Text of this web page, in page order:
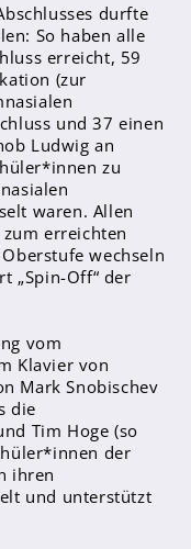
durfte
So haben alle
erreicht, 59
(zur
und 37 einen
Ludwig an
zu
waren. Allen
erreichten
wechseln
„Spin-Off“ der
vom
Klavier von
Mark Snobischev
die
Tim Hoge (so
der
ihren
und unterstützt